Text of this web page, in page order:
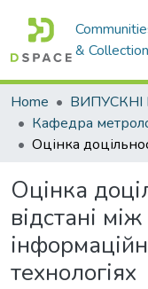
&
Home
Оцінка
відстані
технологіях